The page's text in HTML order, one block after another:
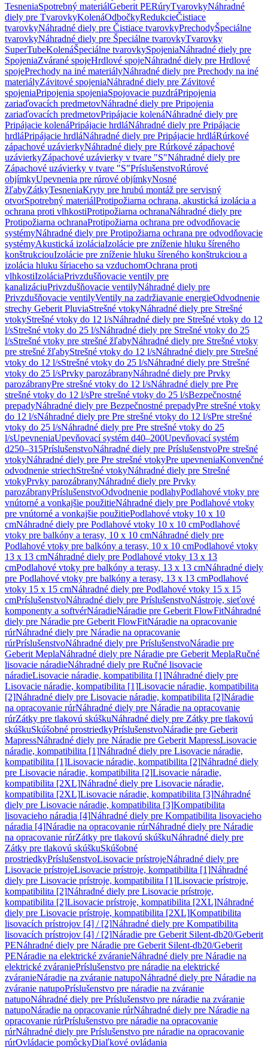
TesneniaSpotrebný materiálGeberit PERúryTvarovkyNáhradné
diely pre TvarovkyKolenáOdbočkyRedukcieČistiace
tvarovkyNáhradné diely pre Čistiace tvarovkyPrechodyŠpeciálne
tvarovkyNáhradné diely pre Špeciálne tvarovkyTvarovky
SuperTubeKolenáŠpeciálne tvarovkySpojeniaNáhradné diely pre
SpojeniaZvárané spojeHrdlové spojeNáhradné diely pre Hrdlové
spojePrechody na iné materiályNáhradné diely pre Prechody na iné
materiályZávitové spojeniaNáhradné diely pre Závitové
spojeniaPripojenia spojeniaSpojovacie puzdráPripojenia
zariaďovacích predmetovNáhradné diely pre Pripojenia
zariaďovacích predmetovPripájacie kolenáNáhradné diely pre
Pripájacie kolenáPripájacie hrdláNáhradné diely pre Pripájacie
hrdláPripájacie hrdláNáhradné diely pre Pripájacie hrdláRúrkové
zápachové uzávierkyNáhradné diely pre Rúrkové zápachové
uzávierkyZápachové uzávierky v tvare "S"Náhradné diely pre
Zápachové uzávierky v tvare "S"PríslušenstvoRúrové
objímkyUpevnenia pre rúrové objímkyNosné
žľabyZátkyTesneniaKryty pre hrubú montáž pre servisný
otvorSpotrebný materiálProtipožiarna ochrana, akustická izolácia a
ochrana proti vlhkostiProtipožiarna ochranaNáhradné diely pre
Protipožiarna ochranaProtipožiarna ochrana pre odvodňovacie
systémyNáhradné diely pre Protipožiarna ochrana pre odvodňovacie
systémyAkustická izoláciaIzolácie pre zníženie hluku šíreného
konštrukciouIzolácie pre zníženie hluku šíreného konštrukciou a
izolácia hluku šíriaceho sa vzduchomOchrana proti
vlhkostiIzoláciaPrivzdušňovacie ventily pre
kanalizáciuPrivzdušňovacie ventilyNáhradné diely pre
Privzdušňovacie ventilyVentily na zadržiavanie energieOdvodnenie
strechy Geberit PluviaStrešné vtokyNáhradné diely pre Strešné
vtokyStrešné vtoky do 12 l/sNáhradné diely pre Strešné vtoky do 12
l/sStrešné vtoky do 25 l/sNáhradné diely pre Strešné vtoky do 25
l/sStrešné vtoky pre strešné žľabyNáhradné diely pre Strešné vtoky
pre strešné žľabyStrešné vtoky do 12 l/sNáhradné diely pre Strešné
vtoky do 12 l/sStrešné vtoky do 25 l/sNáhradné diely pre Strešné
vtoky do 25 l/sPrvky parozábranyNáhradné diely pre Prvky
parozábranyPre strešné vtoky do 12 l/sNáhradné diely pre Pre
strešné vtoky do 12 l/sPre strešné vtoky do 25 l/sBezpečnostné
prepadyNáhradné diely pre Bezpečnostné prepadyPre strešné vtoky
do 12 l/sNáhradné diely pre Pre strešné vtoky do 12 l/sPre strešné
vtoky do 25 l/sNáhradné diely pre Pre strešné vtoky do 25
l/sUpevneniaUpevňovací systém d40–200Upevňovací systém
d250–315PríslušenstvoNáhradné diely pre PríslušenstvoPre strešné
vtokyNáhradné diely pre Pre strešné vtokyPre upevneniaKonvenčné
odvodnenie striechStrešné vtokyNáhradné diely pre Strešné
vtokyPrvky parozábranyNáhradné diely pre Prvky
parozábranyPríslušenstvoOdvodnenie podlahyPodlahové vtoky pre
vnútorné a vonkajšie použitieNáhradné diely pre Podlahové vtoky
pre vnútorné a vonkajšie použitiePodlahové vtoky 10 x 10
cmNáhradné diely pre Podlahové vtoky 10 x 10 cmPodlahové
vtoky pre balkóny a terasy, 10 x 10 cmNáhradné diely pre
Podlahové vtoky pre balkóny a terasy, 10 x 10 cmPodlahové vtoky
13 x 13 cmNáhradné diely pre Podlahové vtoky 13 x 13
cmPodlahové vtoky pre balkóny a terasy, 13 x 13 cmNáhradné diely
pre Podlahové vtoky pre balkóny a terasy, 13 x 13 cmPodlahové
vtoky 15 x 15 cmNáhradné diely pre Podlahové vtoky 15 x 15
cmPríslušenstvoNáhradné diely pre PríslušenstvoNástroje, sieťové
komponenty a softvérNáradieNáradie pre Geberit FlowFitNáhradné
diely pre Náradie pre Geberit FlowFitNáradie na opracovanie
rúrNáhradné diely pre Náradie na opracovanie
rúrPríslušenstvoNáhradné diely pre PríslušenstvoNáradie pre
Geberit MeplaNáhradné diely pre Náradie pre Geberit MeplaRučné
lisovacie náradieNáhradné diely pre Ručné lisovacie
náradieLisovacie náradie, kompatibilita [1]Náhradné diely pre
Lisovacie náradie, kompatibilita [1]Lisovacie náradie, kompatibilita
[2]Náhradné diely pre Lisovacie náradie, kompatibilita [2]Náradie
na opracovanie rúrNáhradné diely pre Náradie na opracovanie
rúrZátky pre tlakovú skúškuNáhradné diely pre Zátky pre tlakovú
skúškuSkúšobné prostriedkyPríslušenstvoNáradie pre Geberit
MapressNáhradné diely pre Náradie pre Geberit MapressLisovacie
náradie, kompatibilita [1]Náhradné diely pre Lisovacie náradie,
kompatibilita [1]Lisovacie náradie, kompatibilita [2]Náhradné diely
pre Lisovacie náradie, kompatibilita [2]Lisovacie náradie,
kompatibilita [2XL]Náhradné diely pre Lisovacie náradie,
kompatibilita [2XL]Lisovacie náradie, kompatibilita [3]Náhradné
diely pre Lisovacie náradie, kompatibilita [3]Kompatibilita
lisovacieho náradia [4]Náhradné diely pre Kompatibilita lisovacieho
náradia [4]Náradie na opracovanie rúrNáhradné diely pre Náradie
na opracovanie rúrZátky pre tlakovú skúškuNáhradné diely pre
Zátky pre tlakovú skúškuSkúšobné
prostriedkyPríslušenstvoLisovacie prístrojeNáhradné diely pre
Lisovacie prístrojeLisovacie prístroje, kompatibilita [1]Náhradné
diely pre Lisovacie prístroje, kompatibilita [1]Lisovacie prístroje,
kompatibilita [2]Náhradné diely pre Lisovacie prístroje,
kompatibilita [2]Lisovacie prístroje, kompatibilita [2XL]Náhradné
diely pre Lisovacie prístroje, kompatibilita [2XL]Kompatibilita
lisovacích prístrojov [4] / [2]Náhradné diely pre Kompatibilita
lisovacích prístrojov [4] / [2]Náradie pre Geberit Silent-db20/Geberit
PENáhradné diely pre Náradie pre Geberit Silent-db20/Geberit
PENáradie na elektrické zváranieNáhradné diely pre Náradie na
elektrické zváraniePríslušenstvo pre náradie na elektrické
zváranieNáradie na zváranie natupoNáhradné diely pre Náradie na
zváranie natupoPríslušenstvo pre náradie na zváranie
natupoNáhradné diely pre Príslušenstvo pre náradie na zváranie
natupoNáradie na opracovanie rúrNáhradné diely pre Náradie na
opracovanie rúrPríslušenstvo pre náradie na opracovanie
rúrNáhradné diely pre Príslušenstvo pre náradie na opracovanie
rúrOvládacie pomôckyDiaľkové ovládania